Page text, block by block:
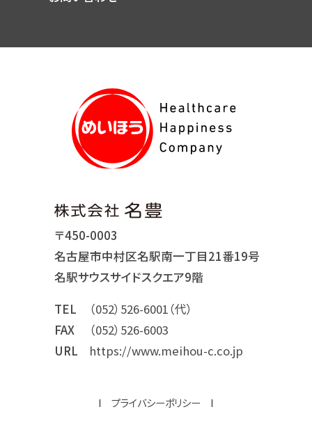
〒450-0003
名古屋市中村区名駅南一丁目21番19号
名駅サウスサイドスクエア9階
TEL
（052）526-6001（代）
FAX
（052）526-6003
URL
https://www.meihou-c.co.jp
プライバシーポリシー